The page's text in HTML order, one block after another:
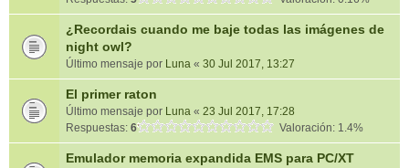
¿Recordais cuando me baje todas las imágenes de
night owl?
Último mensaje por Luna « 30 Jul 2017, 13:27
El primer raton
Último mensaje por Luna « 23 Jul 2017, 17:28
Respuestas: 6 Valoración: 1.4%
Emulador memoria expandida EMS para PC/XT